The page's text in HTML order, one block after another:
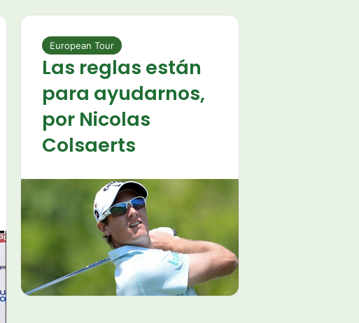
European Tour
Las reglas están
para ayudarnos,
por Nicolas
Colsaerts